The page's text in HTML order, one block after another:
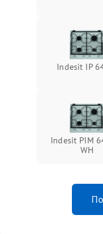
Indesit IP
Indesit PIM
WH